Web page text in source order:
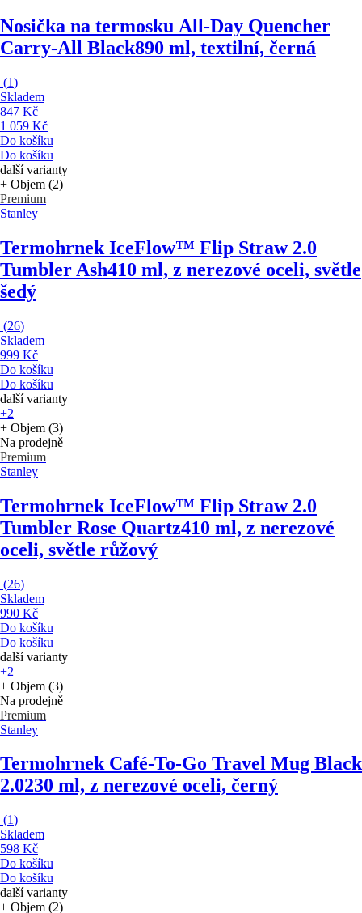
Nosička na termosku All-Day Quencher
Carry-All Black890 ml, textilní, černá
(1)
Skladem
847 Kč
1 059 Kč
Do košíku
Do košíku
další varianty
+ Objem (2)
Premium
Stanley
Termohrnek IceFlow™ Flip Straw 2.0
Tumbler Ash410 ml, z nerezové oceli, světle
šedý
(26)
Skladem
999 Kč
Do košíku
Do košíku
další varianty
+2
+ Objem (3)
Na prodejně
Premium
Stanley
Termohrnek IceFlow™ Flip Straw 2.0
Tumbler Rose Quartz410 ml, z nerezové
oceli, světle růžový
(26)
Skladem
990 Kč
Do košíku
Do košíku
další varianty
+2
+ Objem (3)
Na prodejně
Premium
Stanley
Termohrnek Café-To-Go Travel Mug Black
2.0230 ml, z nerezové oceli, černý
(1)
Skladem
598 Kč
Do košíku
Do košíku
další varianty
+ Objem (2)